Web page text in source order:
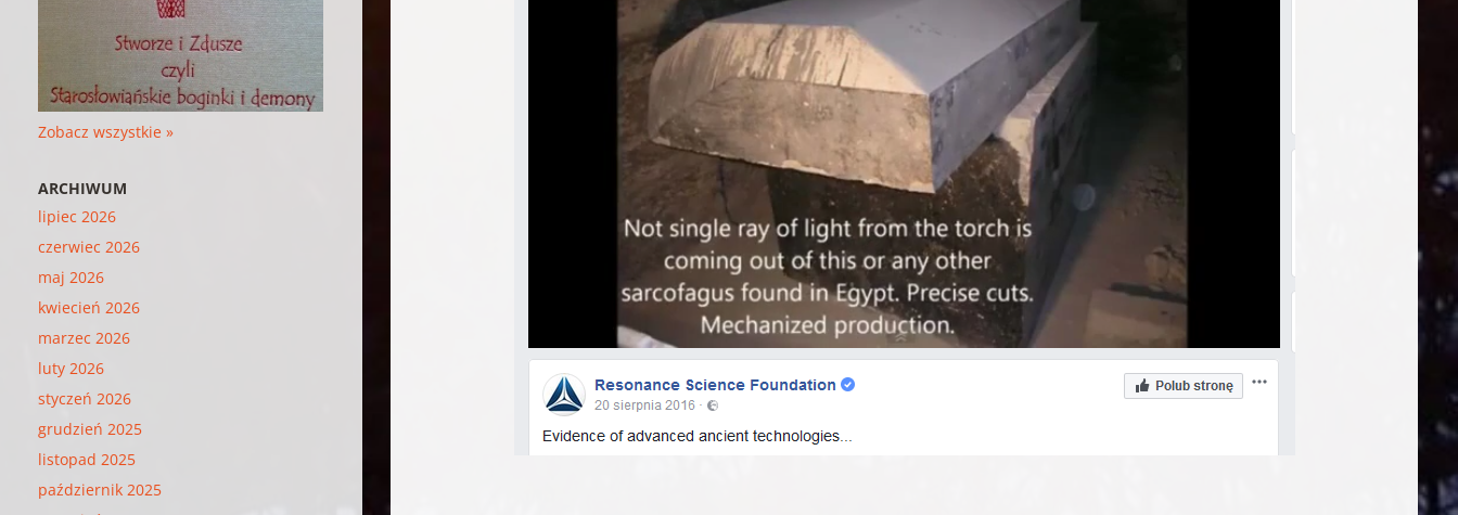
Zobacz wszystkie »
ARCHIWUM
lipiec 2026
czerwiec 2026
maj 2026
kwiecień 2026
marzec 2026
luty 2026
styczeń 2026
grudzień 2025
listopad 2025
październik 2025